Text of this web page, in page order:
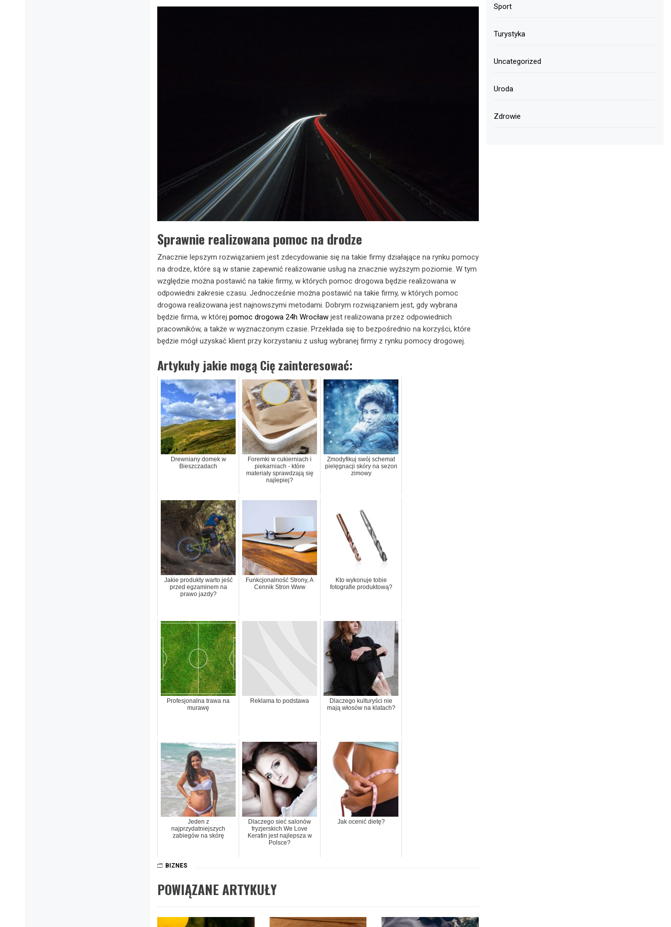
Sprawnie realizowana pomoc na drodze
Znacznie lepszym rozwiązaniem jest zdecydowanie się na takie firmy działające na rynku pomocy
na drodze, które są w stanie zapewnić realizowanie usług na znacznie wyższym poziomie. W tym
względzie można postawić na takie firmy, w których pomoc drogowa będzie realizowana w
odpowiedni zakresie czasu. Jednocześnie można postawić na takie firmy, w których pomoc
drogowa realizowana jest najnowszymi metodami. Dobrym rozwiązaniem jest, gdy wybrana
będzie firma, w której pomoc drogowa 24h Wrocław jest realizowana przez odpowiednich
pracowników, a także w wyznaczonym czasie. Przekłada się to bezpośrednio na korzyści, które
będzie mógł uzyskać klient przy korzystaniu z usług wybranej firmy z rynku pomocy drogowej.
Artykuły jakie mogą Cię zainteresować:
Drewniany domek w
Bieszczadach
Foremki w cukierniach i
piekarniach - które
materiały sprawdzają się
najlepiej?
Zmodyfikuj swój schemat
pielęgnacji skóry na sezon
zimowy
Jakie produkty warto jeść
przed egzaminem na
prawo jazdy?
Funkcjonalność Strony, A
Cennik Stron Www
Kto wykonuje tobie
fotografie produktową?
Profesjonalna trawa na
murawę
Reklama to podstawa
Dlaczego kulturyści nie
mają włosów na klatach?
Jeden z
najprzydatniejszych
zabiegów na skórę
Dlaczego sieć salonów
fryzjerskich We Love
Keratin jest najlepsza w
Polsce?
Jak ocenić dietę?
BIZNES
POWIĄZANE ARTYKUŁY
Sport
Turystyka
Uncategorized
Uroda
Zdrowie